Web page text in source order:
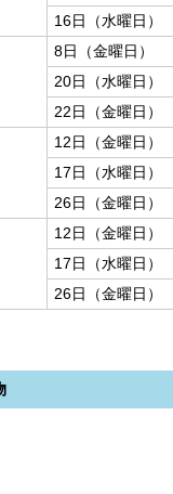
16日（水曜日）
8日（金曜日）
20日（水曜日）
22日（金曜日）
12日（金曜日）
17日（水曜日）
26日（金曜日）
12日（金曜日）
17日（水曜日）
26日（金曜日）